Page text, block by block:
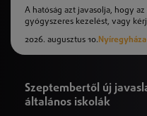
A hatóság azt javasolja, hogy
gyógyszeres kezelést, vagy
2026. augusztus 10. Nyíregyháza
Szeptembertől új
általános iskolák